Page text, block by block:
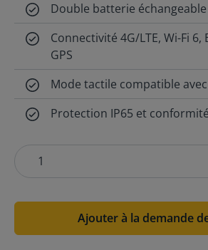
Double batterie
Connectivité 4G/LTE, Wi-Fi
GPS
Mode tactile compatible
Protection IP65 et conformité
Ajouter à la demande